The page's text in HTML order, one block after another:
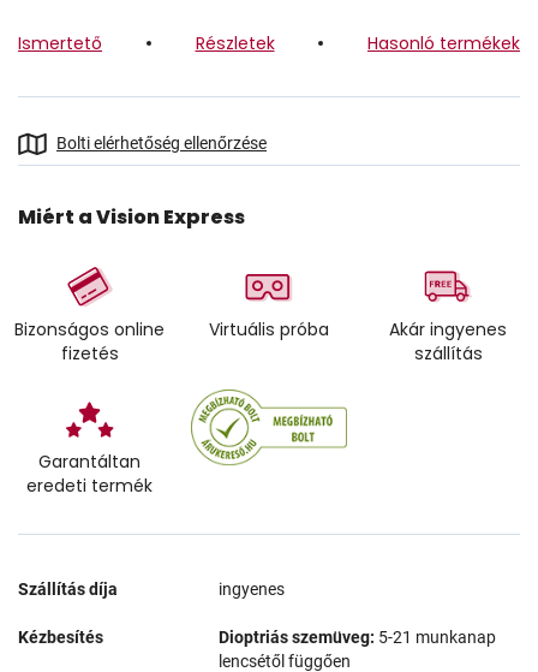
Ismertető Részletek Hasonló termékek
Bolti elérhetőség ellenőrzése
Miért a Vision Express
Bizonságos online
fizetés
Virtuális próba
Akár ingyenes
szállítás
Garantáltan
eredeti termék
Szállítás díja ingyenes
Kézbesítés Dioptriás szemüveg: 5-21 munkanap
lencsétől függően